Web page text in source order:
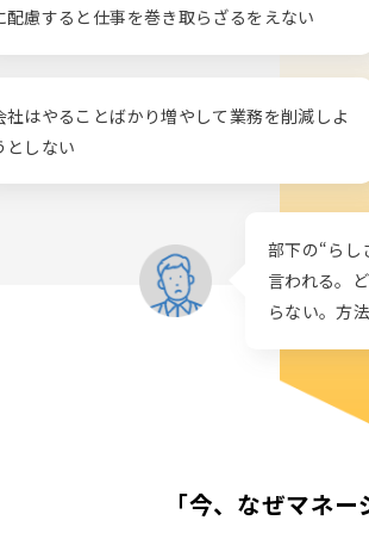
配慮すると仕事を巻き取らざるをえない
社はやることばかり増やして業務を削減しよ
としない
部下の“らし
言われる。
らない。方
「今、なぜマネ